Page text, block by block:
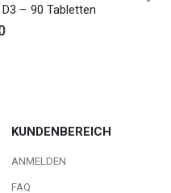
– 90 Tabletten
KUNDENBEREICH
ANMELDEN
FAQ